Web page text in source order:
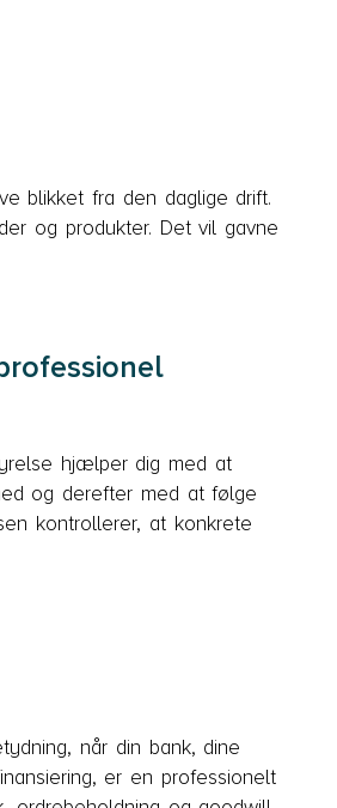
blikket fra den daglige drift.
og produkter. Det vil gavne
hjælper dig med at
og derefter med at følge
kontrollerer, at konkrete
når din bank, dine
er en professionelt